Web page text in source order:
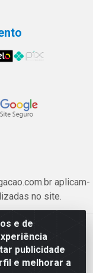
e de
publicidade
e melhorar a
aplicam-
no site.
Branco, 5330 -
205 - CNPJ